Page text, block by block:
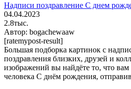
Надписи поздравление С днем
04.04.2023
2.8тыс.
Автор: bogachewaaw
[ratemypost-result]
Большая подборка картинок с
поздравления близких, друзей и
изображений вы найдёте то, что
человека С днём рождения,